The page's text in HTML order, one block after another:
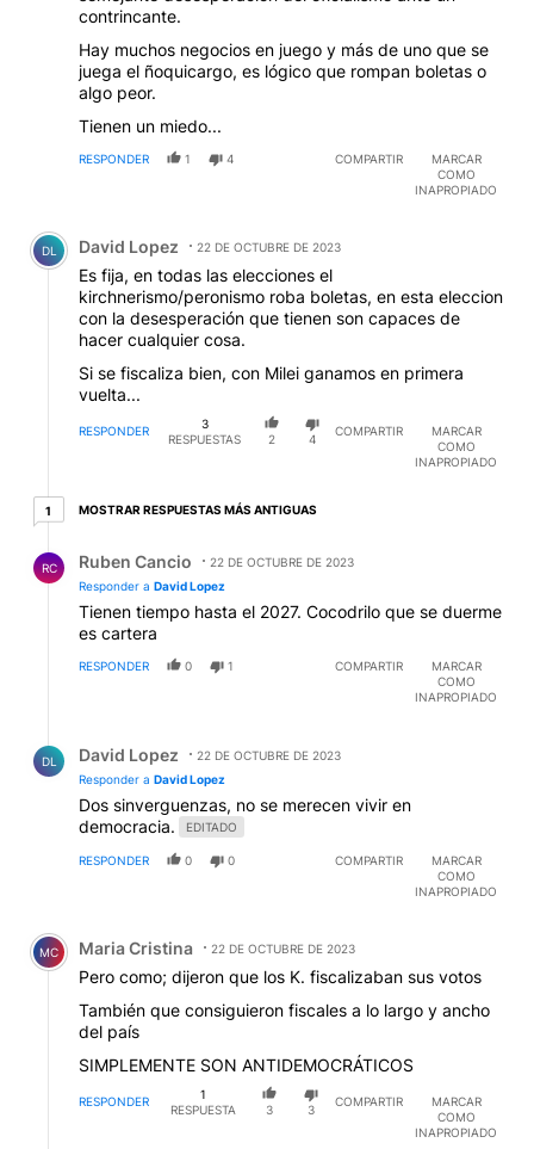
contrincante.
Hay muchos negocios en juego y más de uno que se
juega el ñoquicargo, es lógico que rompan boletas o
algo peor.
Tienen un miedo...
RESPONDER 1 4 COMPARTIR
MARCAR
COMO
INAPROPIADO
Comentario de David Lopez.
DL David Lopez 22 DE OCTUBRE DE 2023
Es fija, en todas las elecciones el
kirchnerismo/peronismo roba boletas, en esta eleccion
con la desesperación que tienen son capaces de
hacer cualquier cosa.
Si se fiscaliza bien, con Milei ganamos en primera
vuelta...
RESPONDER
3
RESPUESTAS
2 4
COMPARTIR
MARCAR
COMO
INAPROPIADO
11 respuesta más antiguas
MOSTRAR RESPUESTAS MÁS ANTIGUAS
RC Ruben Cancio
22 DE OCTUBRE DE 2023
Responder a David Lopez
Tienen tiempo hasta el 2027. Cocodrilo que se duerme
es cartera
RESPONDER 0 1 COMPARTIR
MARCAR
COMO
INAPROPIADO
DL David Lopez
22 DE OCTUBRE DE 2023
Responder a David Lopez
Dos sinverguenzas, no se merecen vivir en
democracia.
EDITADO
RESPONDER 0 0 COMPARTIR
MARCAR
COMO
INAPROPIADO
Comentario de Maria Cristina.
MC Maria Cristina 22 DE OCTUBRE DE 2023
Pero como; dijeron que los K. fiscalizaban sus votos
También que consiguieron fiscales a lo largo y ancho
del país
SIMPLEMENTE SON ANTIDEMOCRÁTICOS
RESPONDER
1
RESPUESTA
3 3
COMPARTIR
MARCAR
COMO
INAPROPIADO